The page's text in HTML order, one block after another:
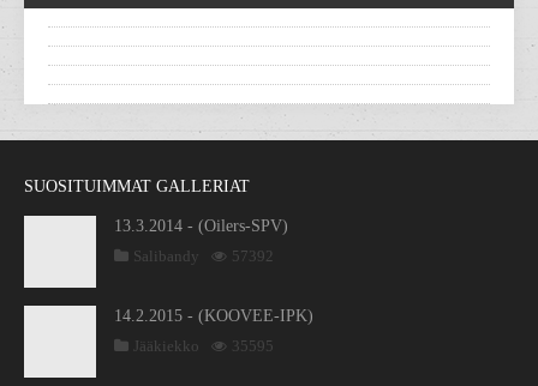
SUOSITUIMMAT GALLERIAT
13.3.2014 - (Oilers-SPV)
Salibandy
57392
14.2.2015 - (KOOVEE-IPK)
Jääkiekko
35595